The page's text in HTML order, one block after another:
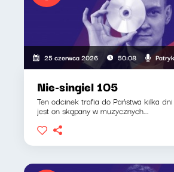
25 czerwca 2026 50:08
Nie-singiel 105
Ten odcinek trafia do Państwa kilka
jest on skąpany w muzycznych...